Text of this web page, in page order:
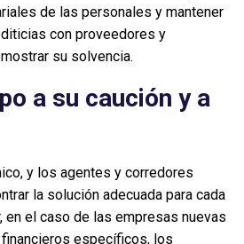
de las personales y mantener
con proveedores y
su solvencia.
a su caución y a
y los agentes y corredores
la solución adecuada para cada
en el caso de las empresas nuevas
específicos, los